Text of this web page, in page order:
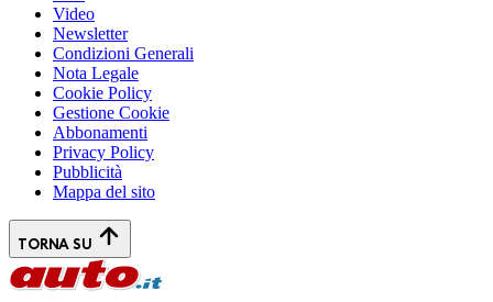
Video
Newsletter
Condizioni Generali
Nota Legale
Cookie Policy
Gestione Cookie
Abbonamenti
Privacy Policy
Pubblicità
Mappa del sito
TORNA SU